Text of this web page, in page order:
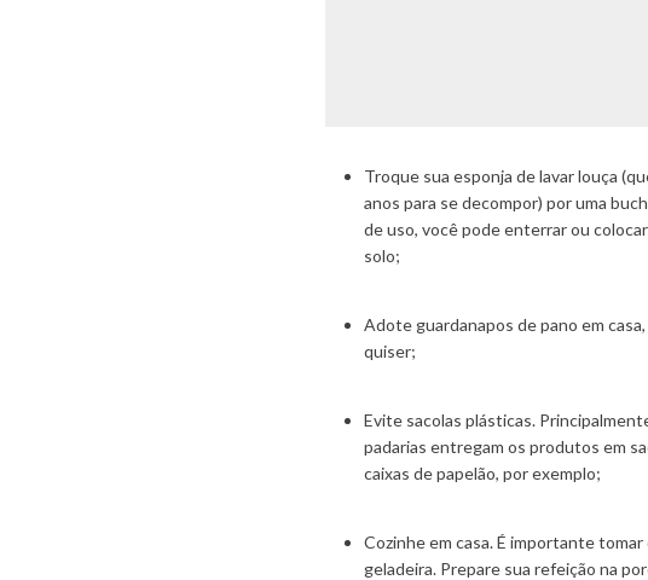
Troque sua esponja de lavar louça
anos para se decompor) por uma
de uso, você pode enterrar ou
solo;
Adote guardanapos de pano em
quiser;
Evite sacolas plásticas.
padarias entregam os produtos em
caixas de papelão, por exemplo;
Cozinhe em casa. É importante
geladeira. Prepare sua refeição na